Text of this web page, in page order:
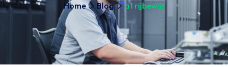
Home Blog a1 rijbewijs